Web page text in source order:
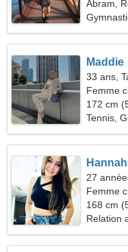
46
Abram,
Maddie
33 ans,
Femme
172 cm
Tennis,
Hannah
27
Femme
168 cm
Relation